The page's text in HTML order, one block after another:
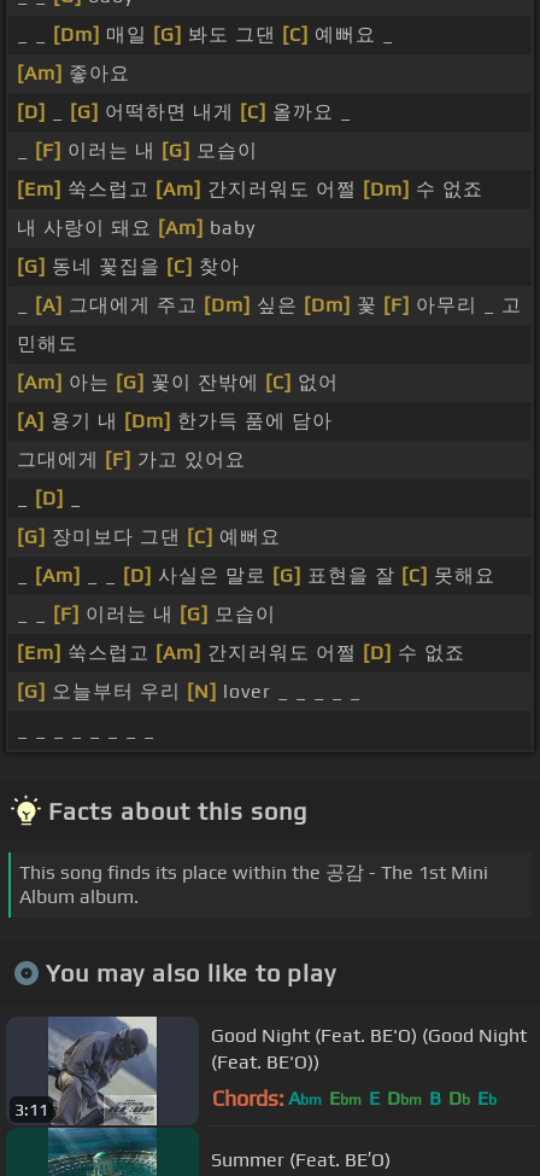
[Dm] 매일 [G] 봐도 그댄 [C] 예뻐요 _
[Am] 좋아요
[D]
[G] 어떡하면 내게 [C] 올까요 _
[F] 이러는 내 [G] 모습이
[Em] 쑥스럽고 [Am] 간지러워도 어쩔 [Dm] 수 없죠
내 사랑이 돼요 [Am] baby
[G] 동네 꽃집을 [C] 찾아
[A] 그대에게 주고 [Dm] 싶은 [Dm] 꽃 [F] 아무리 _ 고
민해도
[Am] 아는 [G] 꽃이 잔밖에 [C] 없어
[A] 용기 내 [Dm] 한가득 품에 담아
그대에게
[F] 가고 있어요
[D]
[G] 장미보다 그댄 [C] 예뻐요
[Am] [D] 사실은 말로 [G] 표현을 잘 [C] 못해요
[F] 이러는 내 [G] 모습이
[Em] 쑥스럽고 [Am] 간지러워도 어쩔 [D] 수 없죠
[G] 오늘부터 우리 [N] lover _ _ _ _ _
Facts about this song
This song finds its place within the 공감 - The 1st Mini
Album album.
You may also like to play
3:11
Good Night (Feat. BE'O) (Good Night
(Feat. BE'O))
Chords: Abm Ebm E Dbm B Db Eb
Summer (Feat. BE′O)